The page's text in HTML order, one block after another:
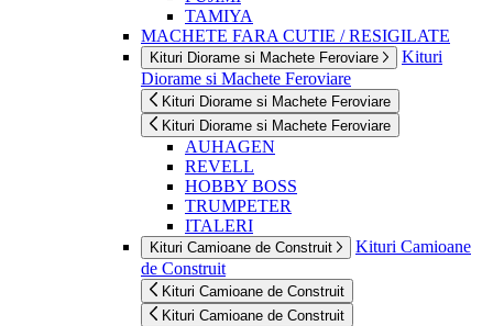
TAMIYA
MACHETE FARA CUTIE / RESIGILATE
Kituri Diorame si Machete Feroviare
Kituri
Diorame si Machete Feroviare
Kituri Diorame si Machete Feroviare
Kituri Diorame si Machete Feroviare
AUHAGEN
REVELL
HOBBY BOSS
TRUMPETER
ITALERI
Kituri Camioane de Construit
Kituri Camioane
de Construit
Kituri Camioane de Construit
Kituri Camioane de Construit